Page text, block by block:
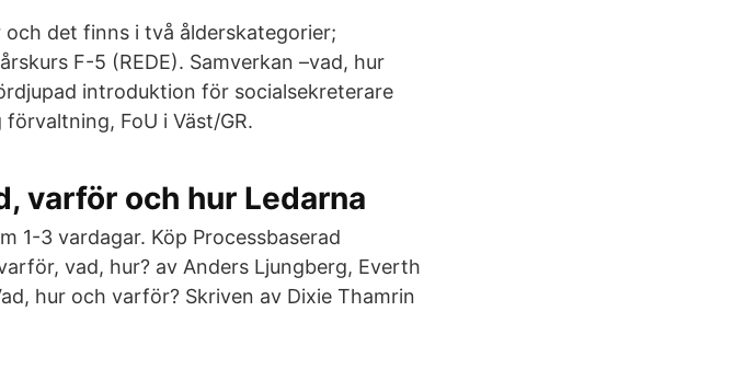
det finns i två ålderskategorier;
F-5 (REDE). Samverkan –vad, hur
introduktion för socialsekreterare
FoU i Väst/GR.
varför och hur Ledarna
1-3 vardagar. Köp Processbaserad
vad, hur? av Anders Ljungberg, Everth
hur och varför? Skriven av Dixie Thamrin